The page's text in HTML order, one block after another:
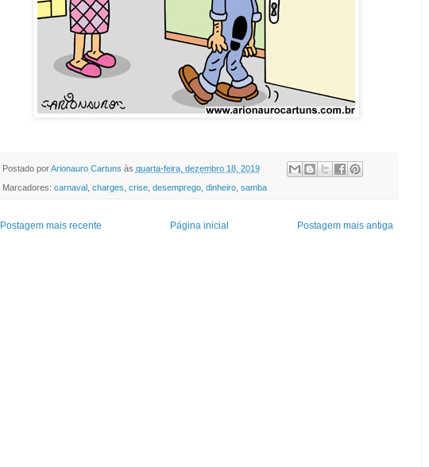
Postado porArionauro Cartuns às quarta-feira, dezembro 18, 2019
Marcadores: carnaval, charges crise, desemprego, dinheiro, samba
Postagem mais recente Postagem mais antiga
Página inicial